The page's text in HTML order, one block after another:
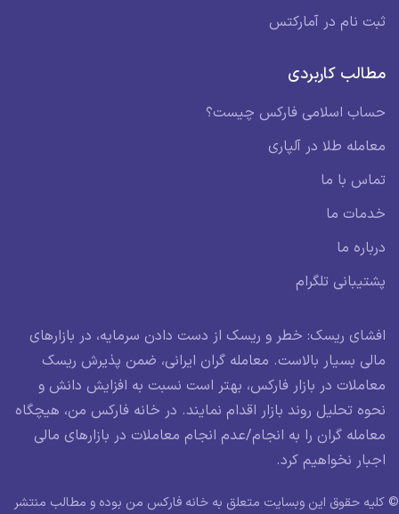
ثبت نام در آمارکتس
مطالب کاربردی
حساب اسلامی فارکس چیست؟
معامله طلا در آلپاری
تماس با ما
خدمات ما
درباره ما
پشتیبانی تلگرام
افشای ریسک: خطر و ریسک از دست دادن سرمایه، در بازارهای
مالی بسیار بالاست. معامله گران ایرانی، ضمن پذیرش ریسک
معاملات در بازار فارکس، بهتر است نسبت به افزایش دانش و
نحوه تحلیل روند بازار اقدام نمایند. در خانه فارکس من، هیچگاه
معامله گران را به انجام/عدم انجام معاملات در بازارهای مالی
اجبار نخواهیم کرد.
© کلیه حقوق این وبسایت متعلق به خانه فارکس من بوده و مطالب منتشر